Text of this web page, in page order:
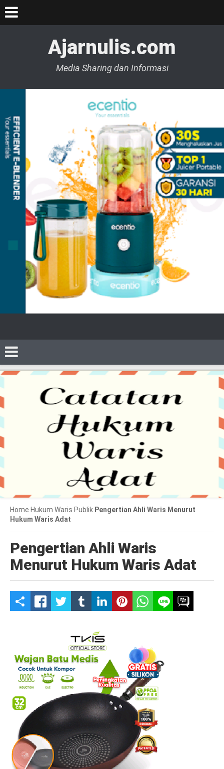
Ajarnulis.com
Media Sharing dan Informasi
Home Hukum Waris Publik Pengertian Ahli Waris Menurut
Hukum Waris Adat
Pengertian Ahli Waris
Menurut Hukum Waris Adat
S
t
s